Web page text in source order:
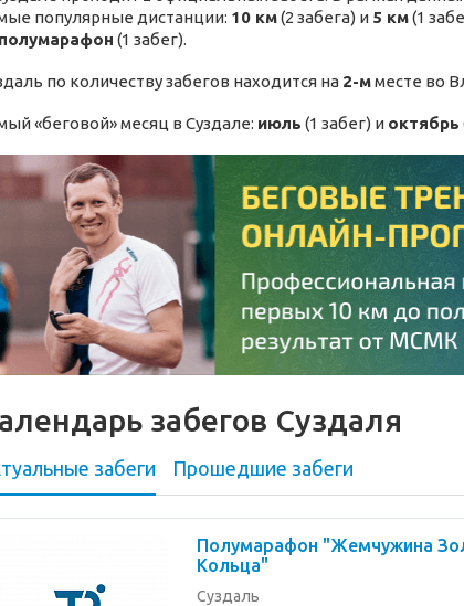
популярные дистанции: 10 км(2 забега) и 5 км(1
(1 забег).
по количеству забегов находится на 2-мместе во
«беговой» месяц в Суздале: июль (1 забег) и октябрь
забегов Суздаля
забеги Прошедшие забеги
Полумарафон "Жемчужина
Кольца"
Суздаль